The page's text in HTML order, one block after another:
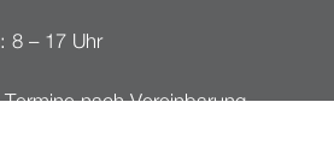
8 – 17 Uhr
nach Vereinbarung